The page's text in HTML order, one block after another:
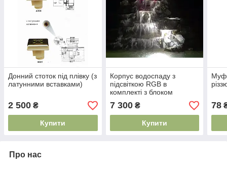
Донний стоток під плівку (з
латунними вставками)
2 500 ₴
Купити
Корпус водоспаду з
підсвіткою RGB в
комплекті з блоком
управління 12В/12Вт і
пультом 90см акриловий
7 300₴
Купити
78
Про нас